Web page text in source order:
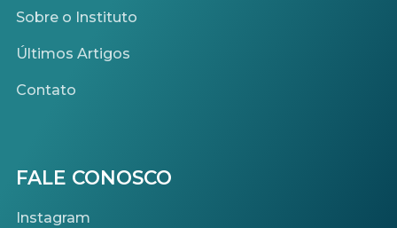
Sobre o Instituto
Últimos Artigos
Contato
FALE CONOSCO
Instagram